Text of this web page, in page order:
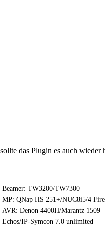
das Plugin es auch wieder
Beamer: TW3200/TW7300
MP: QNap HS 251+/NUC8i5/4
AVR: Denon 4400H/Marantz 1509
Echos/IP-Symcon 7.0 unlimited